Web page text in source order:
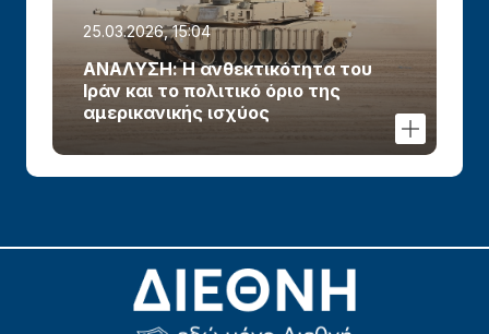
25.03.2026, 15:04
ΑΝΑΛΥΣΗ: Η ανθεκτικότητα του
Ιράν και το πολιτικό όριο της
αμερικανικής ισχύος